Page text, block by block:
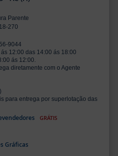
Parente
270
9044
12:00 das 14:00 ás 18:00
ás 12:00.
diretamente com o Agente
para entrega por superlotação das
GRÁTIS
Gráficas